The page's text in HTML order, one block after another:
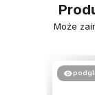
Może